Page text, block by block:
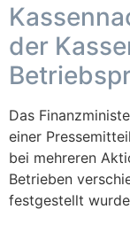
der
Das
einer
bei mehreren
Betrieben
festgestellt